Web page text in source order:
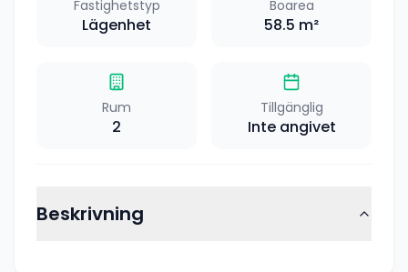
Fastighetstyp
Lägenhet
Boarea
58.5 m²
Rum
2
Tillgänglig
Inte angivet
Beskrivning